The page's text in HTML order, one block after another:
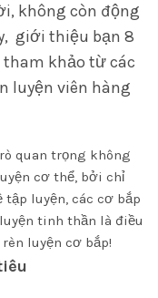
không còn động
giới thiệu bạn 8
khảo từ các
luyện viên hàng
quan trọng không
cơ thể, bởi chỉ
luyện, các cơ bắp
tinh thần là điều
luyện cơ bắp!